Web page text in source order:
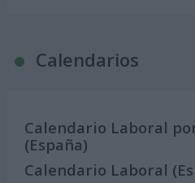
Calendarios
Calendario Laboral
(España)
Calendario Laboral